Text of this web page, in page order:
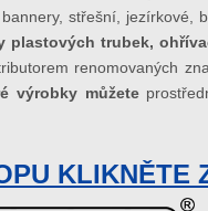
střešní, jezírkové,
plastových trubek,
renomovaných
výrobky můžete
KLIKNĚTE